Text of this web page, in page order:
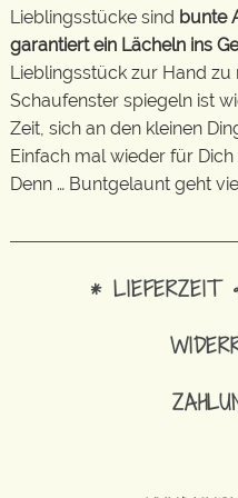
Lieblingsstücke sind bunte
garantiert ein Lächeln ins
Lieblingsstück zur Hand
Schaufenster spiegeln ist
Zeit, sich an den kleinen
Einfach mal wieder für
Denn … Buntgelaunt geht
* LIEFERZEIT